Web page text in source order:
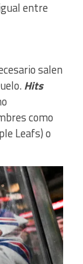
entre
salen
Hits
como
Leafs) o